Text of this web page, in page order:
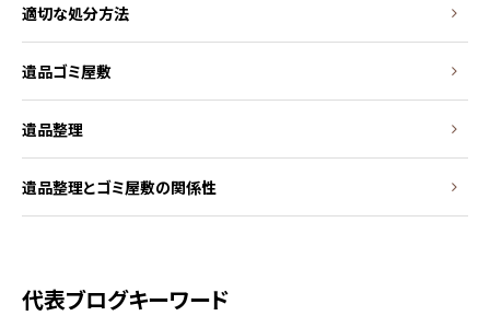
適切な処分方法
遺品ゴミ屋敷
遺品整理
遺品整理とゴミ屋敷の関係性
代表ブログキーワード